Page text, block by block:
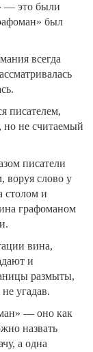
— это были
был
всегда
писателем,
но не считаемый
писатели
воруя слово у
столом и
графоманом
вина,
и
размыты,
угадав.
— оно как
назвать
а одна